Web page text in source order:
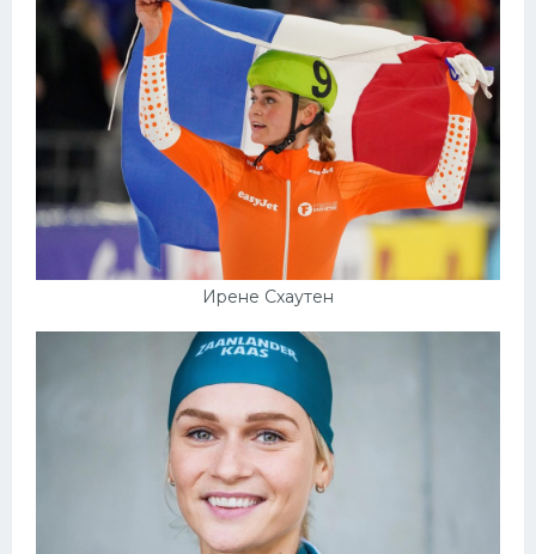
Ирене Схаутен